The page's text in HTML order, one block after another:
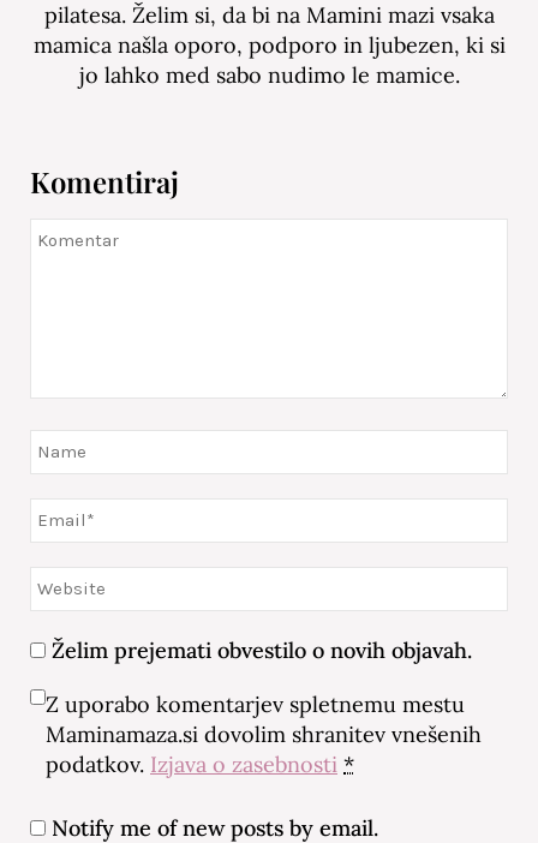
pilatesa. Želim si, da bi na Mamini mazi vsaka
mamica našla oporo, podporo in ljubezen, ki si
jo lahko med sabo nudimo le mamice.
Komentiraj
Želim prejemati obvestilo o novih objavah.
Z uporabo komentarjev spletnemu mestu
Maminamaza.si dovolim shranitev vnešenih
podatkov. Izjava o zasebnosti *
Notify me of new posts by email.